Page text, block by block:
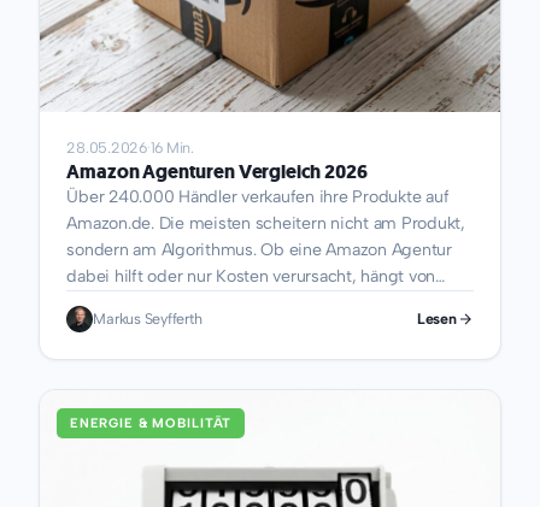
28.05.2026·16 Min.
Amazon Agenturen Vergleich 2026
Über 240.000 Händler verkaufen ihre Produkte auf
Amazon.de. Die meisten scheitern nicht am Produkt,
sondern am Algorithmus. Ob eine Amazon Agentur
dabei hilft oder nur Kosten verursacht, hängt von
Faktoren ab, die kaum jemand offen kommuniziert.
Amazon ist der umsatzstärkste Online-Marktplatz in
Deutschland. Wer dort verkauft, bewegt sich auf
Markus Seyfferth Lesen
ENERGIE & MOBILITÄT